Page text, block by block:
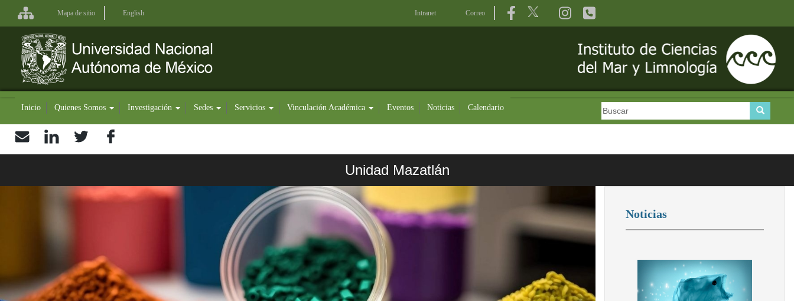
Pasar
contenido
principal
Mapa de sitio English Intranet Correo
Inicio Quienes Somos Investigación Sedes Servicios Vinculación Académica Eventos Noticias Calendario Buscar Buscar
Unidad Mazatlán
Noticias